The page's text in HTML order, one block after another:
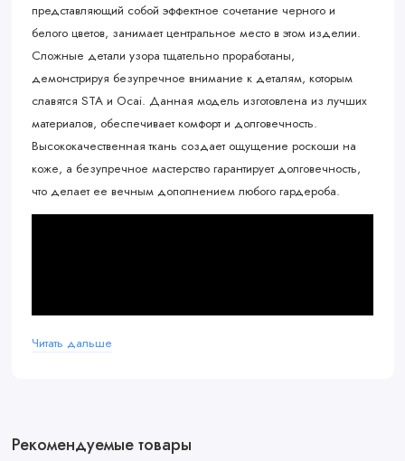
представляющий собой эффектное сочетание черного и
белого цветов, занимает центральное место в этом изделии.
Сложные детали узора тщательно проработаны,
демонстрируя безупречное внимание к деталям, которым
славятся STA и Ocai. Данная модель изготовлена из лучших
материалов, обеспечивает комфорт и долговечность.
Высококачественная ткань создает ощущение роскоши на
коже, а безупречное мастерство гарантирует долговечность,
что делает ее вечным дополнением любого гардероба.
Читать дальше
Рекомендуемые товары